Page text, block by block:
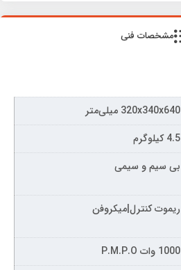
مشخصات فنی
320x340x640 میلی‌متر
4.5 کیلوگرم
بی سیم و سیمی
ریموت کنترل|میکروفن
1000 وات P.M.P.O